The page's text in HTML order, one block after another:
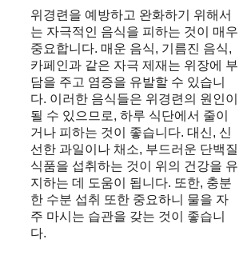
위경련을 예방하고 완화하기 위해서
는 자극적인 음식을 피하는 것이 매우
중요합니다. 매운 음식, 기름진 음식,
카페인과 같은 자극 제재는 위장에 부
담을 주고 염증을 유발할 수 있습니
다. 이러한 음식들은 위경련의 원인이
될 수 있으므로, 하루 식단에서 줄이
거나 피하는 것이 좋습니다. 대신, 신
선한 과일이나 채소, 부드러운 단백질
식품을 섭취하는 것이 위의 건강을 유
지하는 데 도움이 됩니다. 또한, 충분
한 수분 섭취 또한 중요하니 물을 자
주 마시는 습관을 갖는 것이 좋습니
다.